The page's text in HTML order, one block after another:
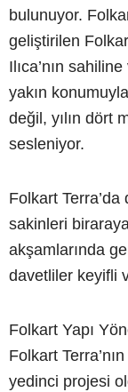
bulunuyor.
geliştirilen
Ilıca’nın
yakın
değil, yılın dört
sesleniyor.
Folkart
sakinleri
akşamlarında
davetliler keyifli
Folkart Yapı
Folkart
yedinci projesi